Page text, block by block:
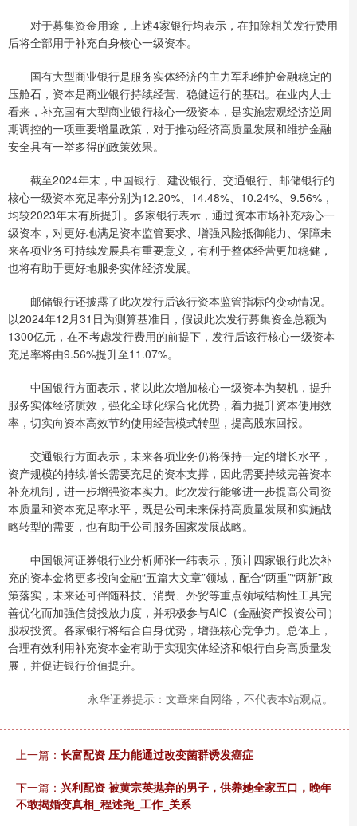
对于募集资金用途，上述4家银行均表示，在扣除相关发行费用
后将全部用于补充自身核心一级资本。
国有大型商业银行是服务实体经济的主力军和维护金融稳定的
压舱石，资本是商业银行持续经营、稳健运行的基础。在业内人士
看来，补充国有大型商业银行核心一级资本，是实施宏观经济逆周
期调控的一项重要增量政策，对于推动经济高质量发展和维护金融
安全具有一举多得的政策效果。
截至2024年末，中国银行、建设银行、交通银行、邮储银行的
核心一级资本充足率分别为12.20%、14.48%、10.24%、9.56%，
均较2023年末有所提升。多家银行表示，通过资本市场补充核心一
级资本，对更好地满足资本监管要求、增强风险抵御能力、保障未
来各项业务可持续发展具有重要意义，有利于整体经营更加稳健，
也将有助于更好地服务实体经济发展。
邮储银行还披露了此次发行后该行资本监管指标的变动情况。
以2024年12月31日为测算基准日，假设此次发行募集资金总额为
1300亿元，在不考虑发行费用的前提下，发行后该行核心一级资本
充足率将由9.56%提升至11.07%。
中国银行方面表示，将以此次增加核心一级资本为契机，提升
服务实体经济质效，强化全球化综合化优势，着力提升资本使用效
率，切实向资本高效节约使用经营模式转型，提高股东回报。
交通银行方面表示，未来各项业务仍将保持一定的增长水平，
资产规模的持续增长需要充足的资本支撑，因此需要持续完善资本
补充机制，进一步增强资本实力。此次发行能够进一步提高公司资
本质量和资本充足率水平，既是公司未来保持高质量发展和实施战
略转型的需要，也有助于公司服务国家发展战略。
中国银河证券银行业分析师张一纬表示，预计四家银行此次补
充的资本金将更多投向金融“五篇大文章”领域，配合“两重”“两新”政
策落实，未来还可伴随科技、消费、外贸等重点领域结构性工具完
善优化而加强信贷投放力度，并积极参与AIC（金融资产投资公司）
股权投资。各家银行将结合自身优势，增强核心竞争力。总体上，
合理有效利用补充资本金有助于实现实体经济和银行自身高质量发
展，并促进银行价值提升。
永华证券提示：文章来自网络，不代表本站观点。
上一篇： 长富配资 压力能通过改变菌群诱发癌症
下一篇： 兴利配资 被黄宗英抛弃的男子，供养她全家五口，晚年
不敢揭婚变真相_程述尧_工作_关系